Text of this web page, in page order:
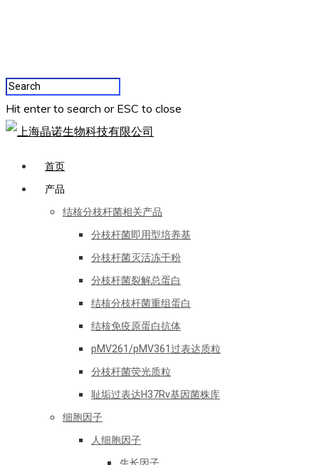
Hit enter to search or ESC to close
首页
产品
结核分枝杆菌相关产品
分枝杆菌即用型培养基
分枝杆菌灭活冻干粉
分枝杆菌裂解总蛋白
结核分枝杆菌重组蛋白
结核免疫原蛋白抗体
pMV261/pMV361过表达质粒
分枝杆菌荧光质粒
耻垢过表达H37Rv基因菌株库
细胞因子
人细胞因子